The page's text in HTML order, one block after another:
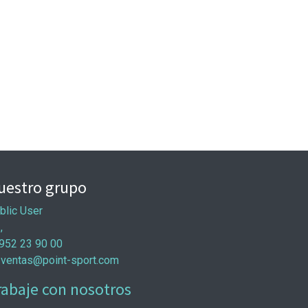
grupo
User
23 90 00
ventas@point-sport.com
con nosotros